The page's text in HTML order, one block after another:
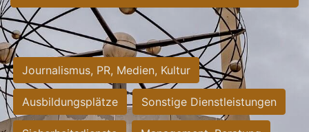
Journalismus, PR, Medien, Kultur
Ausbildungsplätze Sonstige Dienstleistungen